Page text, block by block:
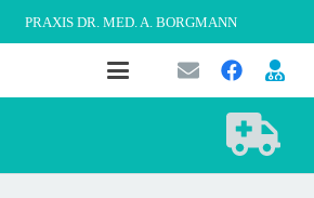
PRAXIS DR. MED. A. BORGMANN